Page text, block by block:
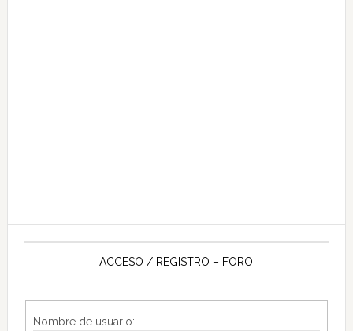
ACCESO / REGISTRO – FORO
Nombre de usuario: